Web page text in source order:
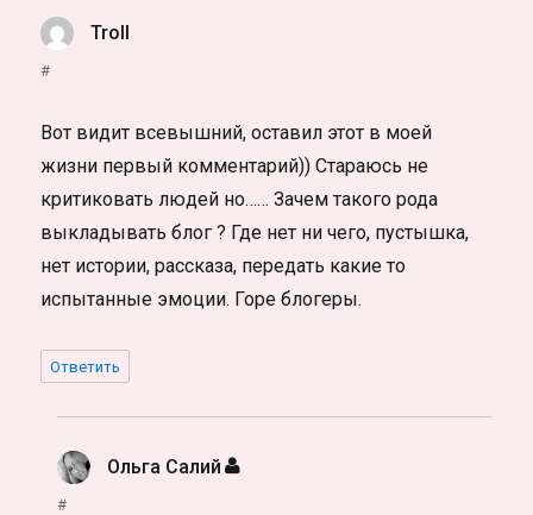
Troll
#
Вот видит всевышний, оставил этот в моей
жизни первый комментарий)) Стараюсь не
критиковать людей но…… Зачем такого рода
выкладывать блог ? Где нет ни чего, пустышка,
нет истории, рассказа, передать какие то
испытанные эмоции. Горе блогеры.
Ответить
Ольга Салий :
#